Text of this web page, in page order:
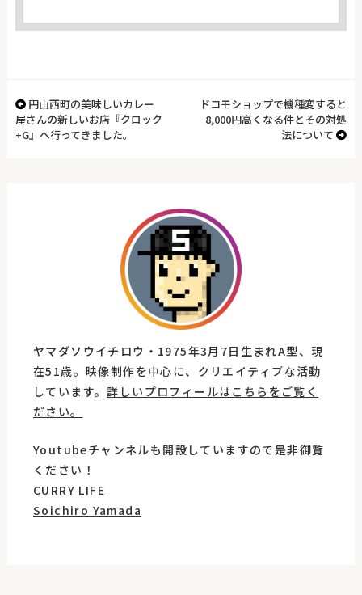
円山西町の美味しいカレー
屋さんの新しいお店『クロック
+G』へ行ってきました。
ドコモショップで機種変すると
8,000円高くなる件とその対処
法について
ヤマダソウイチロウ・1975年3月7日生まれA型、現
在51歳。映像制作を中心に、クリエイティブな活動
しています。詳しいプロフィールはこちらをご覧く
ださい。
Youtubeチャンネルも開設していますので是非御覧
ください！
CURRY LIFE
Soichiro Yamada